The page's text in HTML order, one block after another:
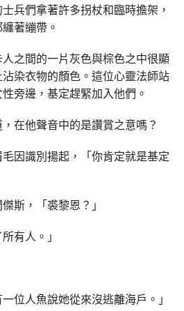
兵們拿著許多拐杖和臨時擔架，
著繃帶。
之間的一片灰色與棕色之中很顯
染衣物的顏色。這位心靈法師站
旁邊，基定趕緊加入他們。
，在他聲音中的是讚賞之意嗎？
因識別揚起，「你肯定就是基定
斯，「裘黎恩？」
有人。」
位人魚說她從來沒逃離海戶。」